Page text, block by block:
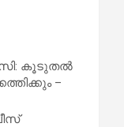
കൂടുതൽ
–